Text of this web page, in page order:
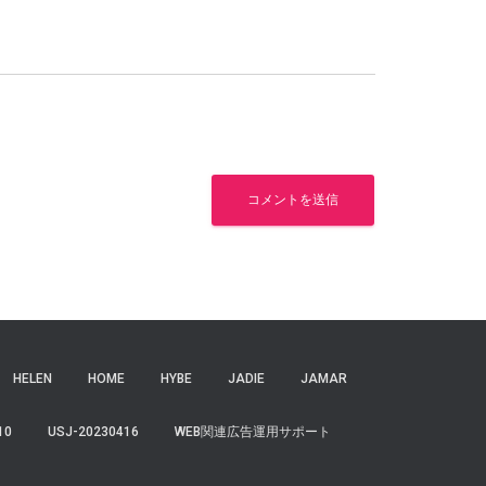
HELEN HOME HYBE JADIE JAMAR
USJ-20230416 WEB関連広告運用サポート